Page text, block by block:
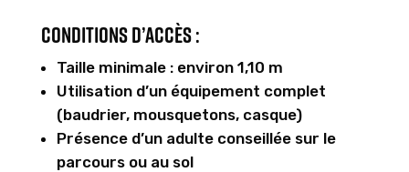
Conditions d’accès :
Taille minimale : environ 1,10 m
Utilisation d’un équipement complet
(baudrier, mousquetons, casque)
Présence d’un adulte conseillée sur le
parcours ou au sol